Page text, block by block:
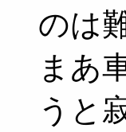
のは
まあ
うと